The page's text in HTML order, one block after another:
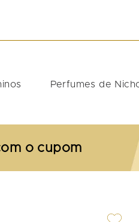
Perfumes de
o cupom